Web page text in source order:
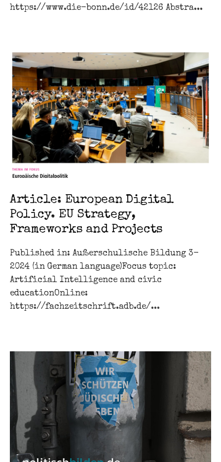
https://www.die-bonn.de/id/42126 Abstra...
Article: European Digital
Policy. EU Strategy,
Frameworks and Projects
Published in: Außerschulische Bildung 3-
2024 (in German language)Focus topic:
Artificial Intelligence and civic
educationOnline:
https://fachzeitschrift.adb.de/...